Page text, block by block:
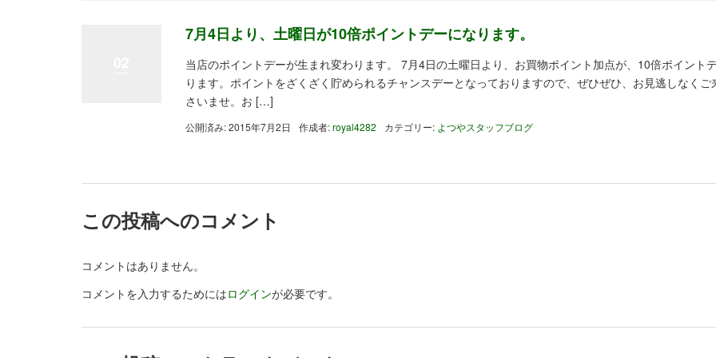
7月4日より、土曜日が10倍ポイントデーになります。
当店のポイントデーが生まれ変わります。 7月4日の土曜日より、お買物ポイント加点が、10倍ポイント
ります。ポイントをざくざく貯められるチャンスデーとなっておりますので、ぜひぜひ、お見逃しなくご
さいませ。お […]
公開済み: 2015年7月2日 作成者:royal4282 カテゴリー: よつやスタッフブログ
この投稿へのコメント
コメントはありません。
コメントを入力するためにはログインが必要です。